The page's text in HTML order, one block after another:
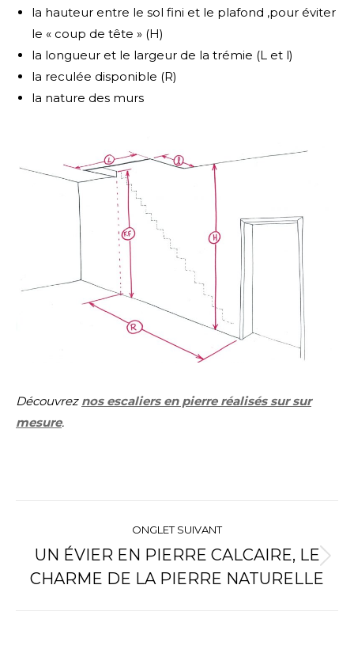
la hauteur entre le sol fini et le plafond ,pour éviter
le « coup de tête » (H)
la longueur et le largeur de la trémie (L et l)
la reculée disponible (R)
la nature des murs
Découvrez nos escaliers en pierre réalisés sur sur
mesure.
DE
COMMENTAIRE
ONGLET SUIVANT
Onglet
suivant
UN ÉVIER EN PIERRE CALCAIRE, LE
CHARME DE LA PIERRE NATURELLE